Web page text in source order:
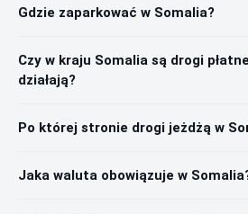
Gdzie zaparkować w Somalia?
Czy w kraju Somalia są drogi
działają?
Po której stronie drogi jeżdżą w
Jaka waluta obowiązuje w